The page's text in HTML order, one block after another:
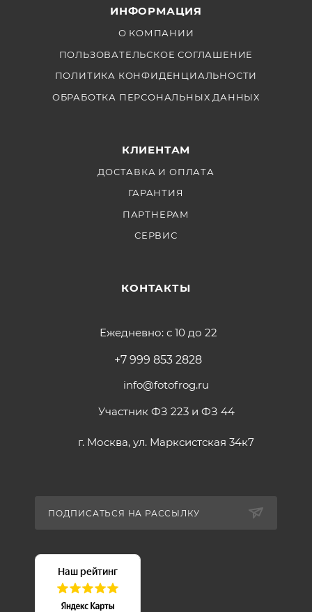
тонкой настройки интервалов и параметров съемки
в соответствии с различными требованиями. С этим
портативным и удобным аксессуаром ваша идея
ИНФОРМАЦИЯ
О КОМПАНИИ
ПОЛЬЗОВАТЕЛЬСКОЕ СОГЛАШЕНИЕ
ПОЛИТИКА КОНФИДЕНЦИАЛЬНОСТИ
ОБРАБОТКА ПЕРСОНАЛЬНЫХ ДАННЫХ
КЛИЕНТАМ
ДОСТАВКА И ОПЛАТА
ГАРАНТИЯ
ПАРТНЕРАМ
СЕРВИС
КОНТАКТЫ
Ежедневно: с 10 до 22
+7 999 853 2828
info@fotofrog.ru
Участник ФЗ 223 и ФЗ 44
г. Москва, ул. Марксистская 34к7
ПОДПИСАТЬСЯ НА РАССЫЛКУ